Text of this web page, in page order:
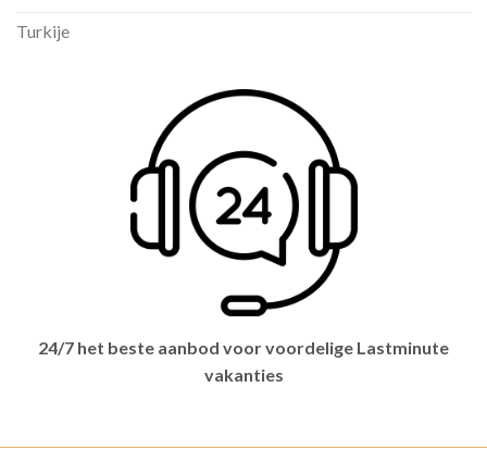
Turkije
24/7 het beste aanbod voor voordelige Lastminute
vakanties